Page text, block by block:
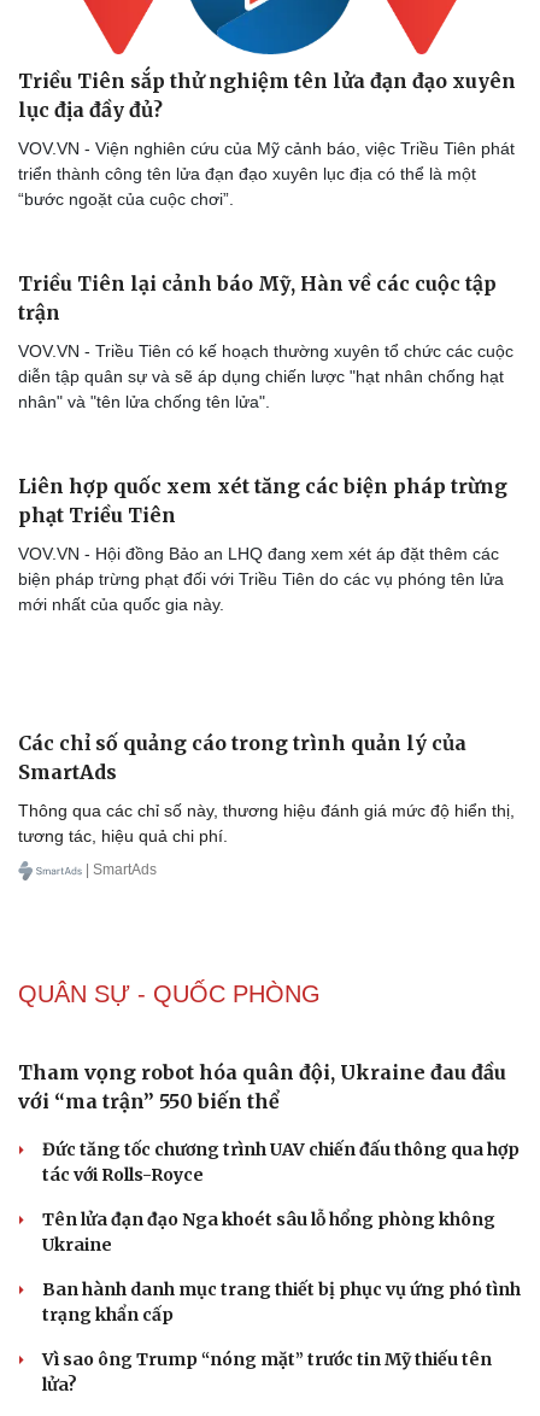
Dinh dưỡng - món ngon
Cây thuốc
Nhi khoa
Nam khoa
Phòng mạch online
Ăn sạch sống khỏe
Nhà đẹp
Blog
Triều Tiên sắp thử nghiệm tên lửa đạn đạo xuyên
lục địa đầy đủ?
VOV.VN - Viện nghiên cứu của Mỹ cảnh báo, việc Triều Tiên phát
triển thành công tên lửa đạn đạo xuyên lục địa có thể là một
“bước ngoặt của cuộc chơi”.
Triều Tiên lại cảnh báo Mỹ, Hàn về các cuộc tập
trận
VOV.VN - Triều Tiên có kế hoạch thường xuyên tổ chức các cuộc
diễn tập quân sự và sẽ áp dụng chiến lược "hạt nhân chống hạt
nhân" và "tên lửa chống tên lửa".
Liên hợp quốc xem xét tăng các biện pháp trừng
phạt Triều Tiên
VOV.VN - Hội đồng Bảo an LHQ đang xem xét áp đặt thêm các
biện pháp trừng phạt đối với Triều Tiên do các vụ phóng tên lửa
mới nhất của quốc gia này.
Các chỉ số quảng cáo trong trình quản lý của
Thông qua các chỉ số này, thương hiệu đánh giá mức độ hiển thị,
tương tác, hiệu quả chi phí.
| SmartAds